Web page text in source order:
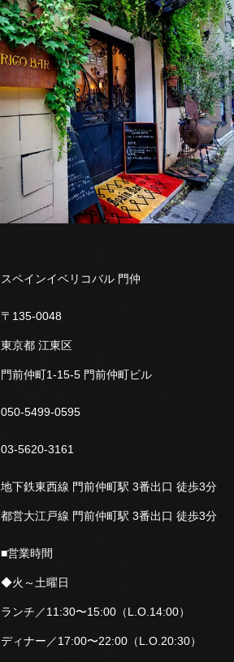
スペインイベリコバル 門仲
〒135-0048
東京都 江東区
門前仲町1-15-5 門前仲町ビル
050-5499-0595
03-5620-3161
地下鉄東西線 門前仲町駅 3番出口 徒歩3分
都営大江戸線 門前仲町駅 3番出口 徒歩3分
■営業時間
◆火～土曜日
ランチ／11:30〜15:00（L.O.14:00）
ディナー／17:00〜22:00（L.O.20:30）